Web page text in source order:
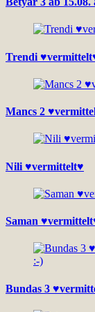
Trendi
Mancs 2
Nili ♥vermittelt♥
Saman
Bundas 3